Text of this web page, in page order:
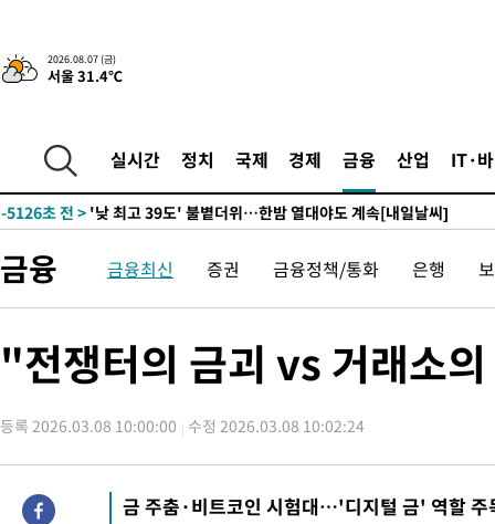
2026.08.07 (금)
서울 31.4℃
실시간 정치 국제 경제 금융 산업 IT·
-8146초 전 >[속보]합참 "北 발사체는 단거리탄도미사일…감시·경계태세
-7894초 전 >日방위성, 北이 동해로 쏜 발사체는 탄도미사일 가능성
-5730초 전 >
[속보]합참 "북, 동해상으로 미상 발사체 발사"
-5126초 전 >
-5085초 전 > [속보]7~9일 프로야구 3연전도 폭염 취소…11일 재개
-4574초 전 >
'월드컵 탈락 후폭풍' 축구협회…초유의 압수수색에 '충격·당
-4414초 전 >서울 낮 37.9도, 올여름 최고치 경신…영등포 순간 '40도'
-71초 전 >[속보]코스닥, 800p 회복…0.26% 오른 801.67 마감
2분 전 >[속보]원·달러 환율, 0.7원 내린 1423.8원 마감
42분 전 >"여기 떨어졌다"…다누리, 스페이스X 로켓 달 충돌 흔적 포착
1시간 전 >
손흥민, 5경기 연속골 실패…LAFC는 승부차기 끝 과달라하라 격파
금융 금융최신 증권 금융정책/통화 은행
"전쟁터의 금괴 vs 거래소
등록 2026.03.08 10:00:00 수정 2026.03.08 10:02:24
금 주춤·비트코인 시험대…'디지털 금' 역할 주